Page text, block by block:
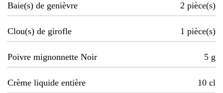
Baie(s) de genièvre 2 pièce(s)
Clou(s) de girofle 1 pièce(s)
Poivre mignonnette Noir 5 g
Crème liquide entière 10 cl